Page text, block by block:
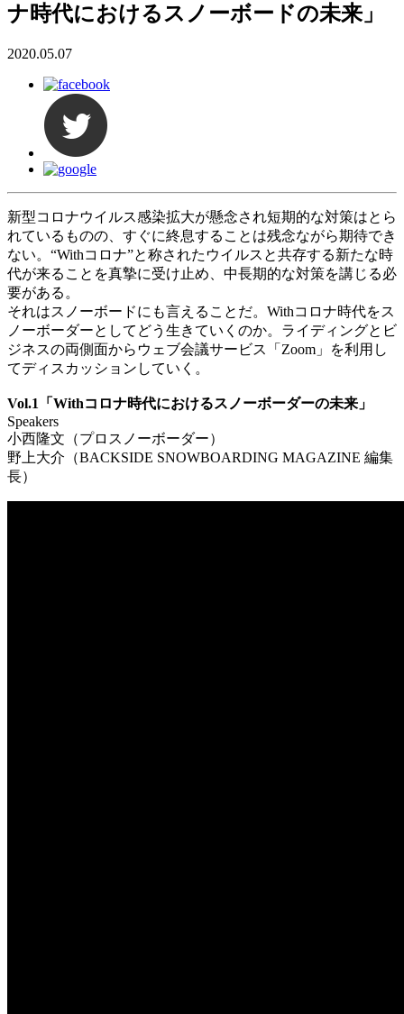
ナ時代におけるスノーボードの未来」
2020.05.07
新型コロナウイルス感染拡大が懸念され短期的な対策はとら
れているものの、すぐに終息することは残念ながら期待でき
ない。“Withコロナ”と称されたウイルスと共存する新たな時
代が来ることを真摯に受け止め、中長期的な対策を講じる必
要がある。
それはスノーボードにも言えることだ。Withコロナ時代をス
ノーボーダーとしてどう生きていくのか。ライディングとビ
ジネスの両側面からウェブ会議サービス「Zoom」を利用し
てディスカッションしていく。
Vol.1「Withコロナ時代におけるスノーボーダーの未来」
Speakers
小西隆文（プロスノーボーダー）
野上大介（BACKSIDE SNOWBOARDING MAGAZINE 編集
長）